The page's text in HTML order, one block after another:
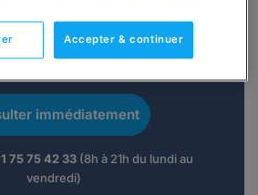
une consultation par
immédiatement
75 75 42 33(8h à 21h du lundi au
vendredi)
Accepter & continuer